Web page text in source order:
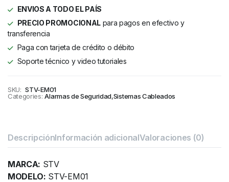
ENVIOS A TODO EL PAÍS
PRECIO PROMOCIONALpara pagos en efectivo y
transferencia
Paga con tarjeta de crédito o débito
Soporte técnico y video tutoriales
SKU: STV-EM01
Categories: Alarmas de Seguridad,Sistemas Cableados
DescripciónInformación adicionalValoraciones (0)
MARCA: STV
MODELO: STV-EM01